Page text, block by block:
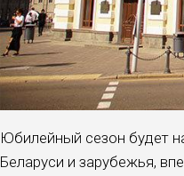
Юбилейный сезон будет
Беларуси и зарубежья,